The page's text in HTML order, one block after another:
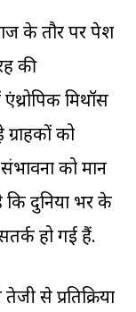
के तौर पर पेश
की
मिथॉस
को
को मान
दुनिया भर के
हो गई हैं.
से प्रतिक्रिया